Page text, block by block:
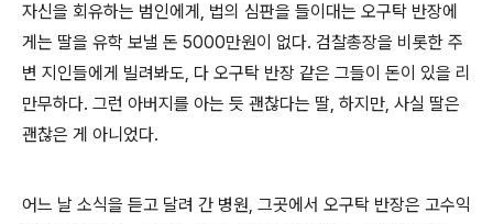
자신을 회유하는 범인에게, 법의 심판을 들이대는 오구탁 반장에
게는 딸을 유학 보낼 돈 5000만원이 없다. 검찰총장을 비롯한 주
변 지인들에게 빌려봐도, 다 오구탁 반장 같은 그들이 돈이 있을 리
만무하다. 그런 아버지를 아는 듯 괜찮다는 딸, 하지만, 사실 딸은
괜찮은 게 아니었다.
어느 날 소식을 듣고 달려 간 병원, 그곳에서 오구탁 반장은 고수익